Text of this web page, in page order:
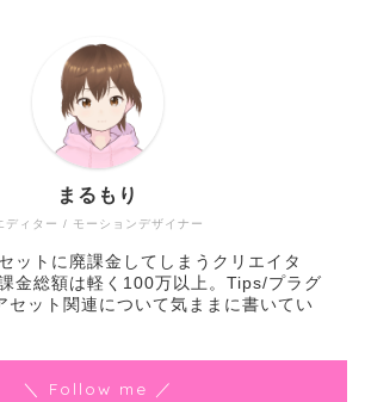
ディター / モーションデザイナー
まるもり
ットに廃課金してしまうクリエイタ
金総額は軽く100万以上。Tips/プラグ
セット関連について気ままに書いてい
＼ Follow me ／